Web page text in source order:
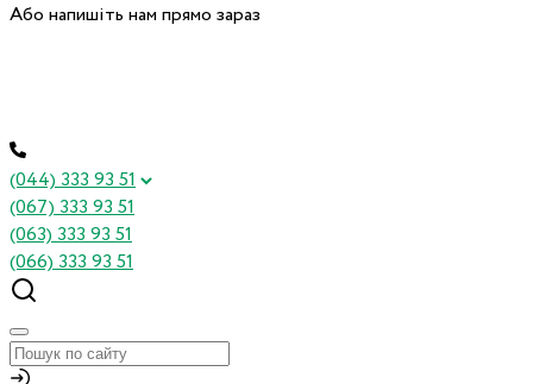
Або напишіть нам прямо зараз
(044) 333 93 51
(067) 333 93 51
(063) 333 93 51
(066) 333 93 51